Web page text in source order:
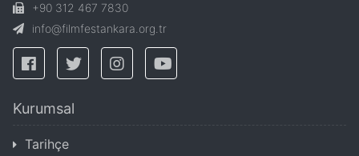
+90 312 467 7830
info@filmfestankara.org.tr
Kurumsal
Tarihçe